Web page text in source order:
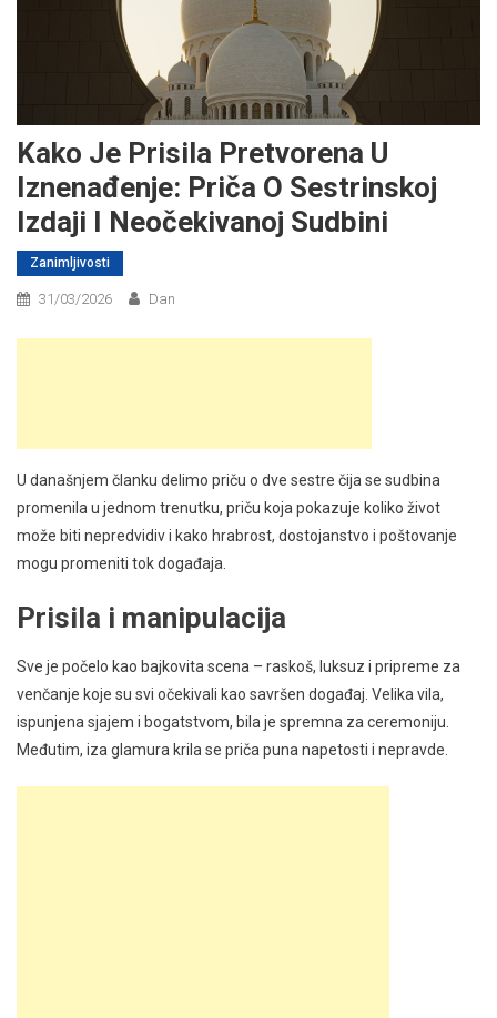
Kako Je Prisila Pretvorena U
Iznenađenje: Priča O Sestrinskoj
Izdaji I Neočekivanoj Sudbini
Zanimljivosti
31/03/2026 Dan
U današnjem članku delimo priču o dve sestre čija se sudbina
promenila u jednom trenutku, priču koja pokazuje koliko život
može biti nepredvidiv i kako hrabrost, dostojanstvo i poštovanje
mogu promeniti tok događaja.
Prisila i manipulacija
Sve je počelo kao bajkovita scena – raskoš, luksuz i pripreme za
venčanje koje su svi očekivali kao savršen događaj. Velika vila,
ispunjena sjajem i bogatstvom, bila je spremna za ceremoniju.
Međutim, iza glamura krila se priča puna napetosti i nepravde.